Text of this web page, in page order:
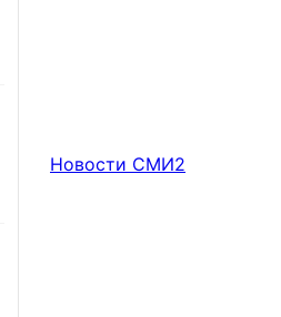
Новости СМИ2